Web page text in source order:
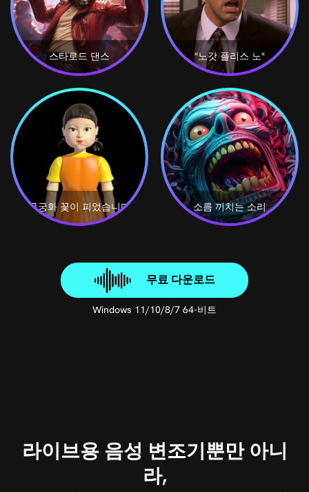
스타로드 댄스 "노갓 플리스 노"
"무궁화 꽃이 피었습니다" 소름 끼치는 소리
무료 다운로드
Windows 11/10/8/7 64-비트
라이브용 음성 변조기뿐만 아니
라,